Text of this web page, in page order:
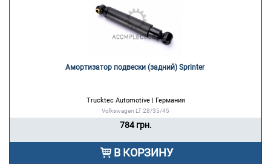
Амортизатор подвески (задний) Sprinter
Trucktec Automotive | Германия
Volkswagen LT 28/35/45
784 грн.
В КОРЗИНУ